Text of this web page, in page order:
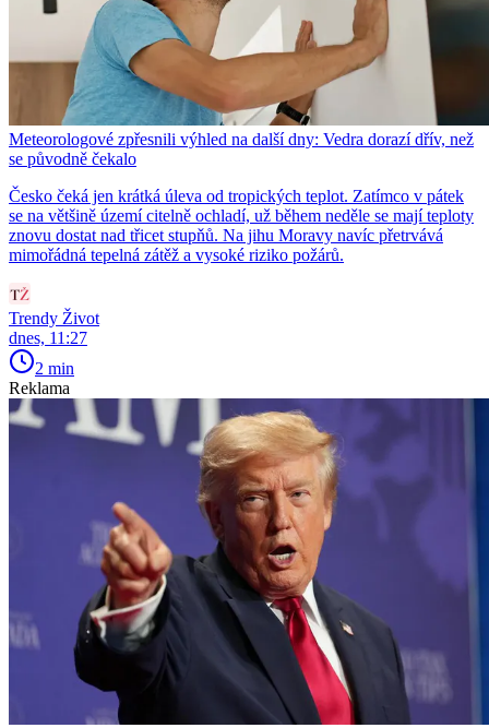
Meteorologové zpřesnili výhled na další dny: Vedra dorazí dřív, než
se původně čekalo
Česko čeká jen krátká úleva od tropických teplot. Zatímco v pátek
se na většině území citelně ochladí, už během neděle se mají teploty
znovu dostat nad třicet stupňů. Na jihu Moravy navíc přetrvává
mimořádná tepelná zátěž a vysoké riziko požárů.
Trendy Život
dnes, 11:27
2 min
Reklama